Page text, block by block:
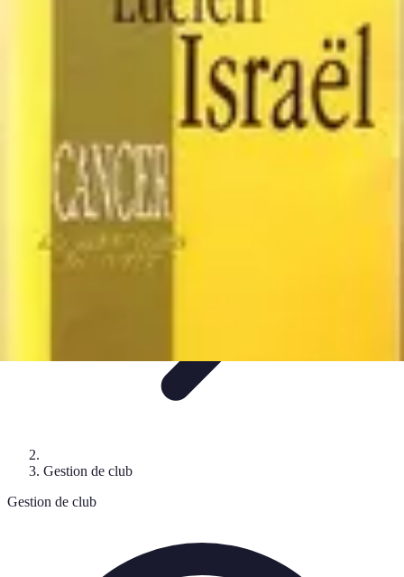
Gestion de Club Création et Gestion de
Coaching et Équipe
Gestion de club
Gestion de club